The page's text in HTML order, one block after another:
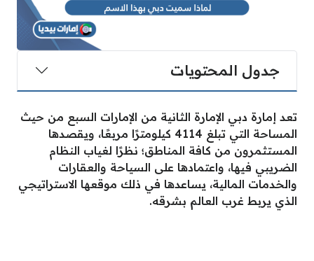
جدول المحتويات
تعد إمارة دبي الإمارة الثانية من الإمارات السبع من حيث
المساحة التي تبلغ 4114 كيلومترًا مربعًا، ويقصدها
المستثمرون من كافة المناطق؛ نظرًا لغياب النظام
الضريبي فيها، واعتمادها على السياحة والعقارات
والخدمات المالية، يساعدها في ذلك موقعها الاستراتيجي
الذي يربط غرب العالم بشرقه.